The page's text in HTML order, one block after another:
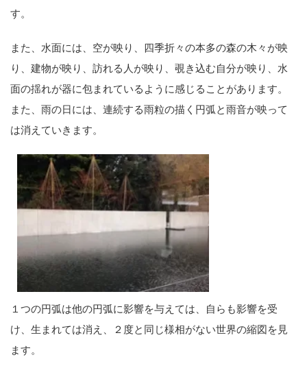
す。
また、水面には、空が映り、四季折々の本多の森の木々が映
り、建物が映り、訪れる人が映り、覗き込む自分が映り、水
面の揺れが器に包まれているように感じることがあります。
また、雨の日には、連続する雨粒の描く円弧と雨音が映って
は消えていきます。
１つの円弧は他の円弧に影響を与えては、自らも影響を受
け、生まれては消え、２度と同じ様相がない世界の縮図を見
ます。